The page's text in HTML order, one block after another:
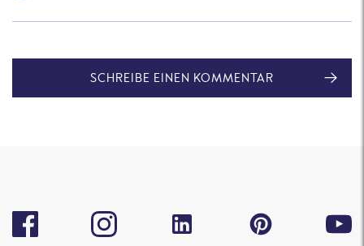
SCHREIBE EINEN KOMMENTAR